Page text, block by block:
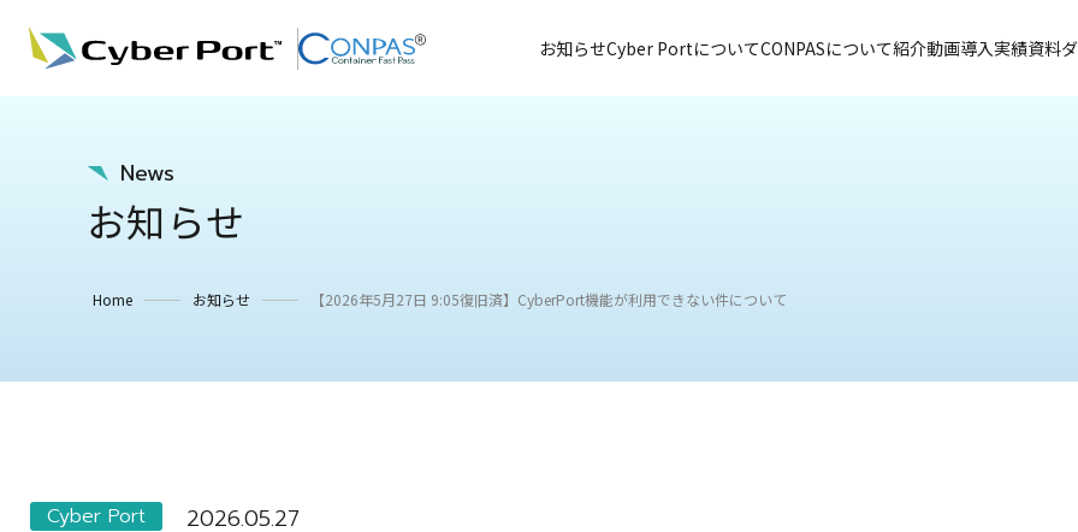
お知らせCyber PortについてCONPASについて紹介動画導入実績資料
News
お知らせ
Home お知らせ 【2026年5月27日 9:05復旧済】CyberPort機能が利用できない件について
Cyber Port 2026.05.27